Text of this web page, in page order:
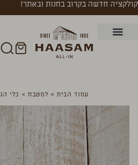
קולקציה חדשה בקרוב בחנות ובאתר!
עמוד הבית> למטבח > כלי